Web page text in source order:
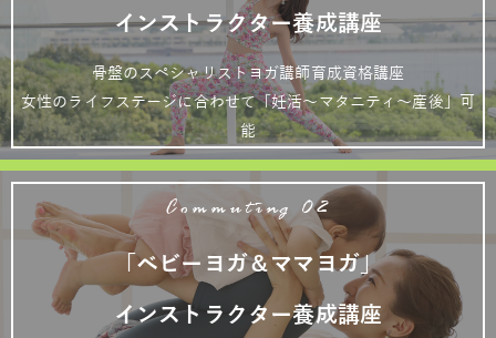
インストラクター養成講座
骨盤のスペシャリストヨガ講師育成資格講座
女性のライフステージに合わせて「妊活～マタニティ～産後」可
能
Commuting 02
「ベビーヨガ＆ママヨガ」
インストラクター養成講座